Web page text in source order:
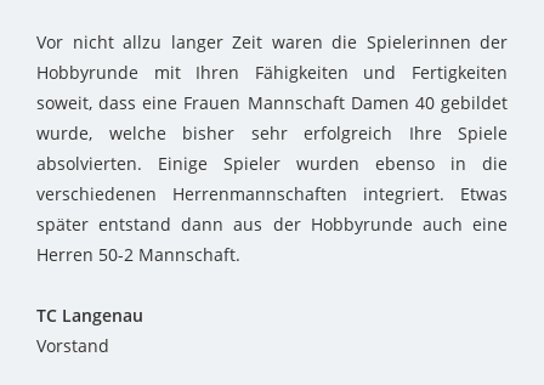
Vor nicht allzu langer Zeit waren die Spielerinnen der
Hobbyrunde mit Ihren Fähigkeiten und Fertigkeiten
soweit, dass eine Frauen Mannschaft Damen 40 gebildet
wurde, welche bisher sehr erfolgreich Ihre Spiele
absolvierten. Einige Spieler wurden ebenso in die
verschiedenen Herrenmannschaften integriert. Etwas
später entstand dann aus der Hobbyrunde auch eine
Herren 50-2 Mannschaft.
TC Langenau
Vorstand